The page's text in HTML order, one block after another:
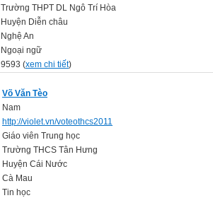
Trường THPT DL Ngô Trí Hòa
Huyện Diễn châu
Nghệ An
Ngoại ngữ
9593 (xem chi tiết)
Võ Văn Tèo
Nam
http://violet.vn/voteothcs2011
Giáo viên Trung học
Trường THCS Tân Hưng
Huyện Cái Nước
Cà Mau
Tin học